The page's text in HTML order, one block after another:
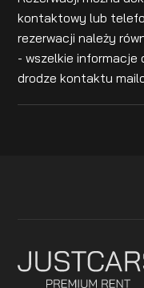
kontaktowy lub
rezerwacji należy
- wszelkie
drodze kontaktu